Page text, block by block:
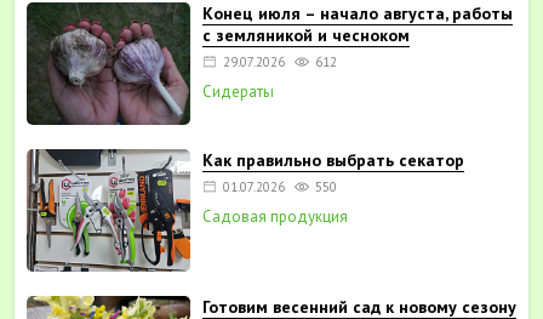
Конец июля – начало августа, работы
с земляникой и чесноком
29.07.2026 612
Сидераты
Как правильно выбрать секатор
01.07.2026 550
Садовая продукция
Готовим весенний сад к новому сезону